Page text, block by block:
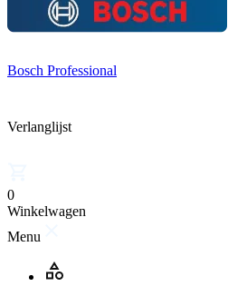
Bosch Professional
Verlanglijst
0
Winkelwagen
Menu